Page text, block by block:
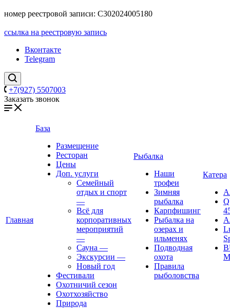
номер реестровой записи: С302024005180
ссылка на реестровую запись
Вконтакте
Telegram
+7(927) 5507003
Заказать звонок
Главная
База
Размещение
Ресторан
Цены
Доп. услуги
Семейный
отдых и спорт
—
Всё для
корпоративных
мероприятий
—
Сауна —
Экскурсии —
Новый год
Фестивали
Охотничий сезон
Охотхозяйство
Природа
Рыбалка
Наши
трофеи
Зимняя
рыбалка
Карпфишинг
Рыбалка на
озерах и
ильменях
Подводная
охота
Правила
рыболовства
Катера